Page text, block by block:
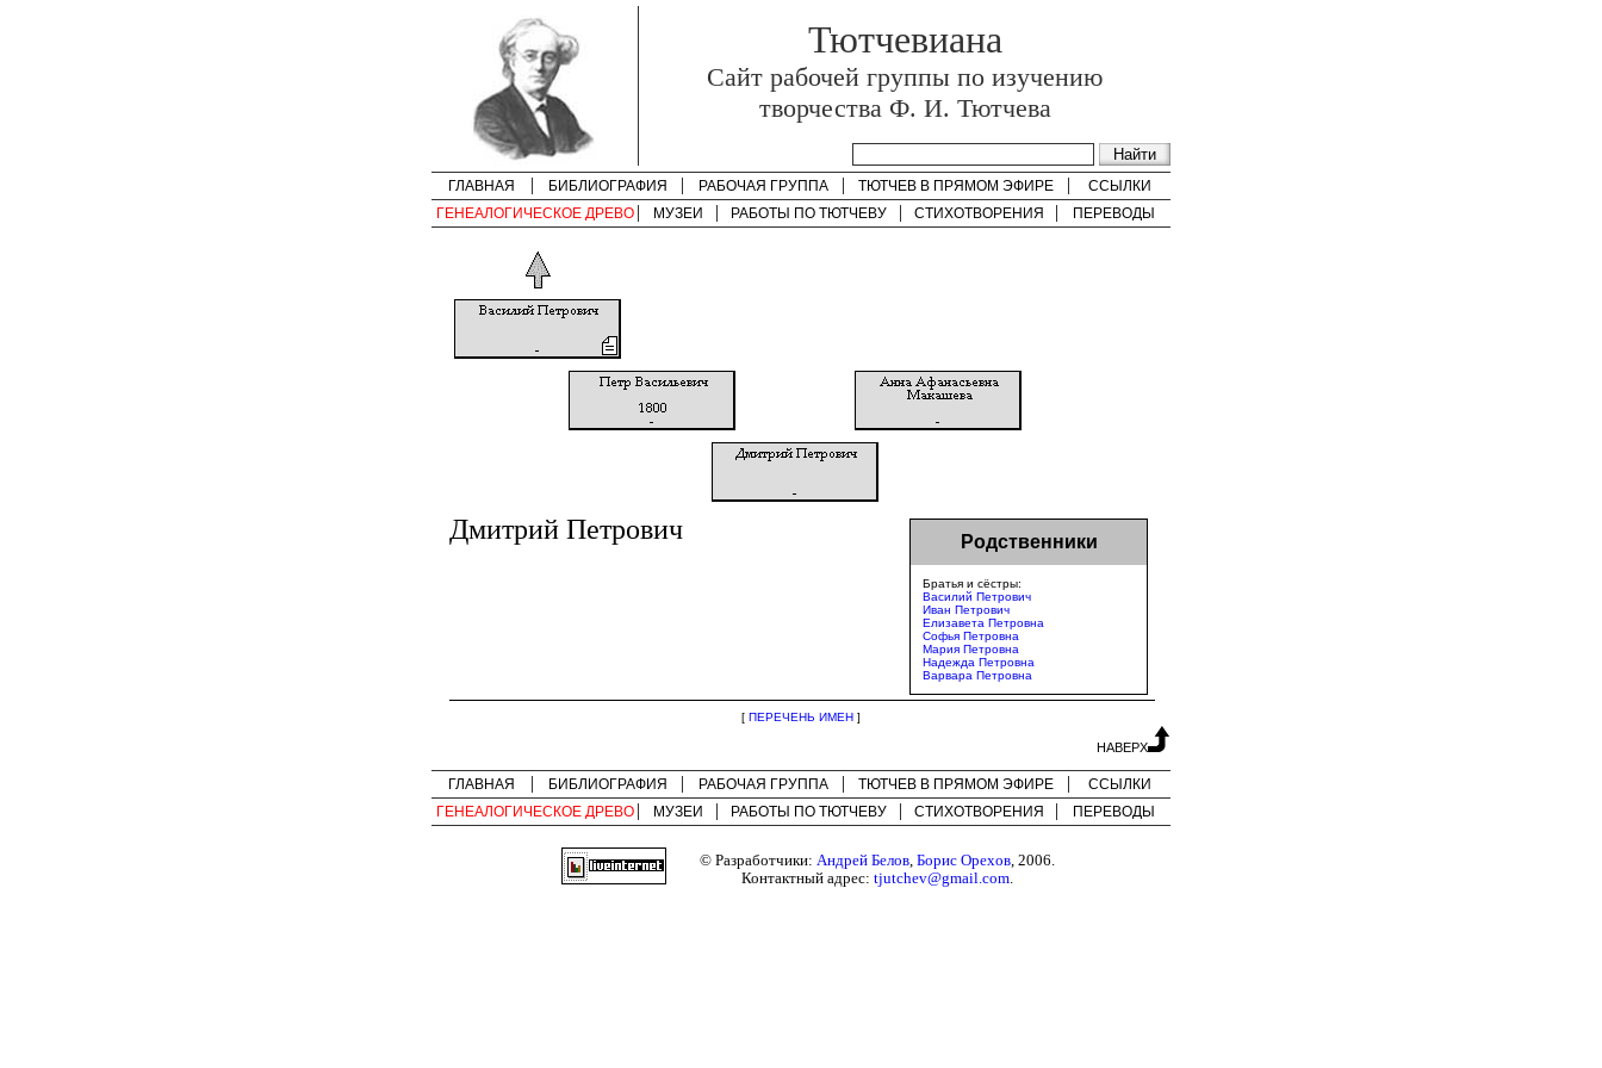
Тютчевиана
Cайт рабочей группы по изучению
творчества Ф. И. Тютчева
ГЛАВНАЯ БИБЛИОГРАФИЯ РАБОЧАЯ ГРУППА ТЮТЧЕВ В ПРЯМОМ ЭФИРЕ
ССЫЛКИ
ГЕНЕАЛОГИЧЕСКОЕ ДРЕВО
МУЗЕИ РАБОТЫ ПО ТЮТЧЕВУ СТИХОТВОРЕНИЯ ПЕРЕВОДЫ
Родственники
Братья и сёстры:
Василий Петрович
Иван Петрович
Елизавета Петровна
Софья Петровна
Мария Петровна
Надежда Петровна
Варвара Петровна
Дмитрий Петрович
[ ПЕРЕЧЕНЬ ИМЕН ]
НАВЕРХ
ГЛАВНАЯ БИБЛИОГРАФИЯ РАБОЧАЯ ГРУППА ТЮТЧЕВ В ПРЯМОМ ЭФИРЕ
ССЫЛКИ
ГЕНЕАЛОГИЧЕСКОЕ ДРЕВО
МУЗЕИ РАБОТЫ ПО ТЮТЧЕВУ СТИХОТВОРЕНИЯ ПЕРЕВОДЫ
© Разработчики: Андрей Белов, Борис Орехов, 2006.
Контактный адрес: tjutchev@gmail.com.